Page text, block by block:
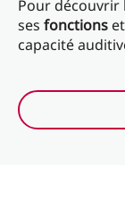
Pour découvrir
ses fonctions
capacité